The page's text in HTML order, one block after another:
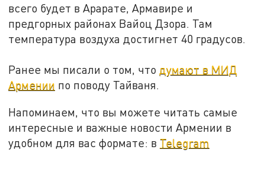
всего будет в Арарате, Армавире и
предгорных районах Вайоц Дзора. Там
температура воздуха достигнет 40 градусов.
Ранее мы писали о том, что думают в МИД
Армении по поводу Тайваня.
Напоминаем, что вы можете читать самые
интересные и важные новости Армении в
удобном для вас формате: в Telegram